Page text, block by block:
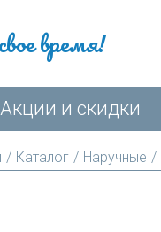
время!
Акции и скидки
/ Каталог / Наручные /